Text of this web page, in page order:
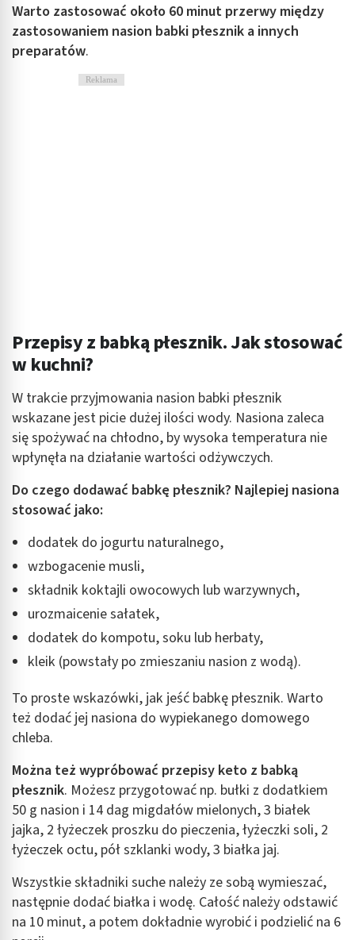
Warto zastosować około 60 minut przerwy między
zastosowaniem nasion babki płesznik a innych
preparatów.
Reklama
Przepisy z babką płesznik. Jak stosować
w kuchni?
W trakcie przyjmowania nasion babki płesznik
wskazane jest picie dużej ilości wody. Nasiona zaleca
się spożywać na chłodno, by wysoka temperatura nie
wpłynęła na działanie wartości odżywczych.
Do czego dodawać babkę płesznik? Najlepiej nasiona
stosować jako:
dodatek do jogurtu naturalnego,
wzbogacenie musli,
składnik koktajli owocowych lub warzywnych,
urozmaicenie sałatek,
dodatek do kompotu, soku lub herbaty,
kleik (powstały po zmieszaniu nasion z wodą).
To proste wskazówki, jak jeść babkę płesznik. Warto
też dodać jej nasiona do wypiekanego domowego
chleba.
Można też wypróbować przepisy keto z babką
płesznik. Możesz przygotować np. bułki z dodatkiem
50 g nasion i 14 dag migdałów mielonych, 3 białek
jajka, 2 łyżeczek proszku do pieczenia, łyżeczki soli, 2
łyżeczek octu, pół szklanki wody, 3 białka jaj.
Wszystkie składniki suche należy ze sobą wymieszać,
następnie dodać białka i wodę. Całość należy odstawić
na 10 minut, a potem dokładnie wyrobić i podzielić na 6